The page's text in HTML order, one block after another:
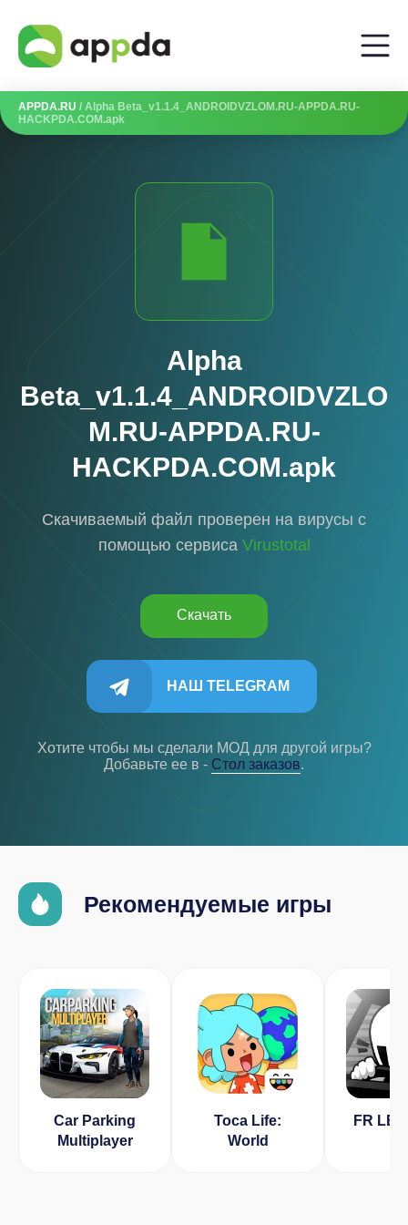
APPDA.RU / Alpha Beta_v1.1.4_ANDROIDVZLOM.RU-APPDA.RU-
HACKPDA.COM.apk
Alpha
Beta_v1.1.4_ANDROIDVZLO
M.RU-APPDA.RU-
HACKPDA.COM.apk
Скачиваемый файл проверен на вирусы с
помощью сервиса Virustotal
Скачать
НАШ TELEGRAM
Хотите чтобы мы сделали МОД для другой игры?
Добавьте ее в - Cтол заказов.
Рекомендуемые игры
Car Parking
Multiplayer
Toca Life:
World
FR